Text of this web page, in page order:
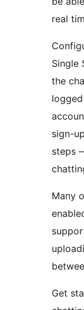
real
Single
the
sign-
steps
Many
Get